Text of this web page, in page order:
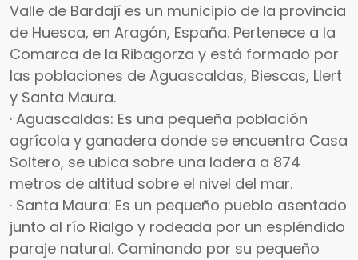
Valle de Bardají es un municipio de la provincia
de Huesca, en Aragón, España. Pertenece a la
Comarca de la Ribagorza y está formado por
las poblaciones de Aguascaldas, Biescas, Llert
y Santa Maura.
· Aguascaldas: Es una pequeña población
agrícola y ganadera donde se encuentra Casa
Soltero, se ubica sobre una ladera a 874
metros de altitud sobre el nivel del mar.
· Santa Maura: Es un pequeño pueblo asentado
junto al río Rialgo y rodeada por un espléndido
paraje natural. Caminando por su pequeño